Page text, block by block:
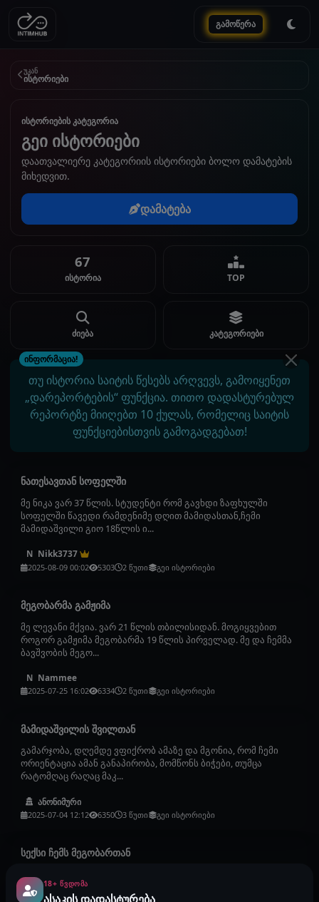
გამოწერა
უკან
ისტორიები
ისტორიების კატეგორია
გეი ისტორიები
დაათვალიერე კატეგორიის ისტორიები ბოლო დამატების
მიხედვით.
დამატება
67
ისტორია TOP
ძიება კატეგორიები
ინფორმაცია!
თუ ისტორია საიტის წესებს არღვევს, გამოიყენეთ
„დარეპორტების“ ფუნქცია. თითო დადასტურებულ
რეპორტზე მიიღებთ 10 ქულას, რომელიც საიტის
ფუნქციებისთვის გამოგადგებათ!
ნათესავთან სოფელში
მე ნიკა ვარ 37 წლის. სტუდენტი რომ გავხდი ზაფხულში
სოფელში წავედი რამდენიმე დღით მამიდასთან,ჩემი
მამიდაშვილი გიო 18წლის ი...
N Nikk3737
2025-08-09 00:02 5303 2 წუთი გეი ისტორიები
მეგობარმა გამჟიმა
მე ლევანი მქვია. ვარ 21 წლის თბილისიდან. მოგიყვებით
როგორ გამჟიმა მეგობარმა 19 წლის პირველად. მე და ჩემმა
ბავშვობის მეგო...
N Nammee
2025-07-25 16:02 6334 2 წუთი გეი ისტორიები
მამიდაშვილის შვილთან
გამარჯობა, დღემდე ვფიქრობ ამაზე და მგონია, რომ ჩემი
ორიენტაცია ამან განაპირობა, მომწონს ბიჭები, თუმცა
რატომღაც რაღაც მაკ...
ანონიმური
2025-07-04 12:12 6350 3 წუთი გეი ისტორიები
სექსი ჩემს მეგობართან
გამარჯობა მე ვარ 20 წლის და მინდა მოგიყვეთ ჩემი სექს
ისტორია, მყავს ერთი მეგობარი რომელთანაც კვირაში
18+ ᲬᲕᲓᲝᲛᲐ